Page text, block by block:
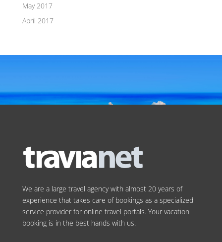
May 2017
April 2017
We are a large travel agency with almost 20 years of
experience that takes care of bookings as a specialized
service provider for online travel portals. Your vacation
booking is in the best hands with us.